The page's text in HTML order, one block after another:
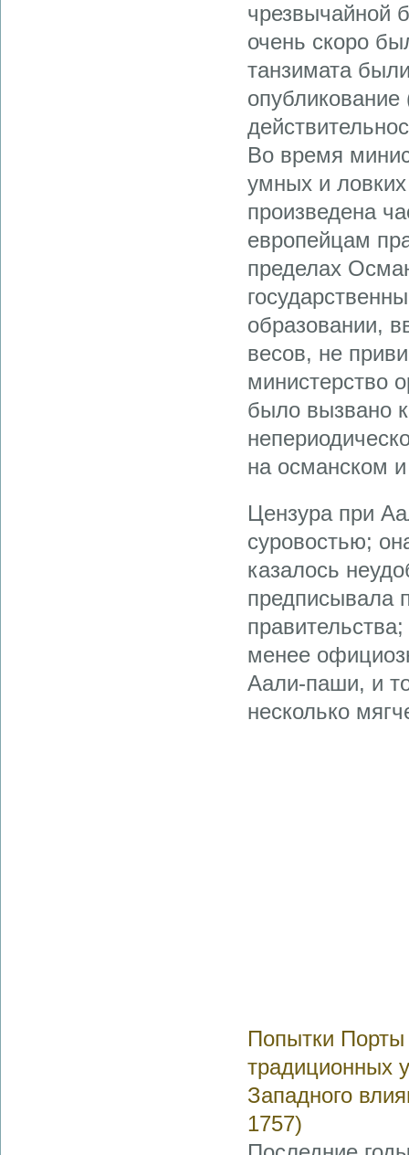
чрезвычайной
очень скоро
танзимата
Во время
умных и
произведена
европейцам
пределах
образовании,
весов, не
министерство
было вызвано
на османском
Цензура при
суровостью;
казалось
предписывала
менее
Аали-паши, и
несколько
Попытки Порты
традиционных
Западного
1757)